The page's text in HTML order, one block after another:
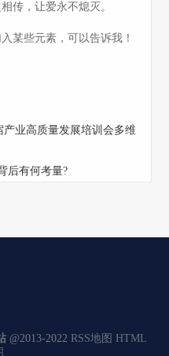
传，让爱永不熄灭。
某些元素，可以告诉我！
产业高质量发展培训会多维
后有何考量?
@2013-2022 RSS地图 HTML